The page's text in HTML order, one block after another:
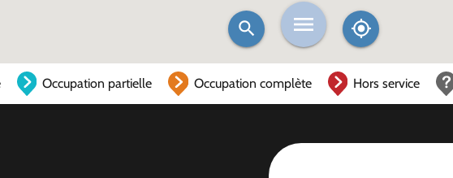
Occupation partielle Occupation complète Hors service